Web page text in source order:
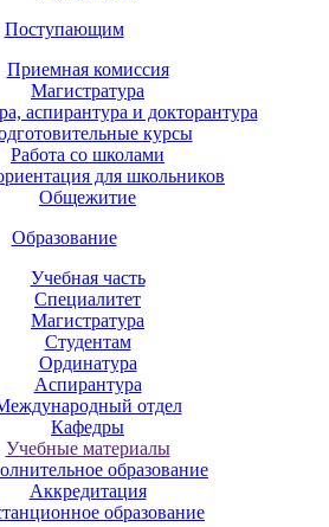
Поступающим
Приемная комиссия
Магистратура
аспирантура и докторантура
курсы
Работа со школами
для школьников
Общежитие
Образование
Учебная часть
Специалитет
Магистратура
Студентам
Ординатура
Аспирантура
отдел
Кафедры
Учебные материалы
образование
Аккредитация
образование